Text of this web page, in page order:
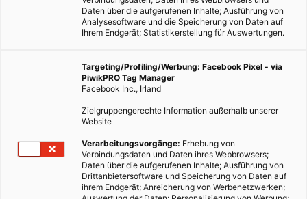
Daten über die aufgerufenen Inhalte; Ausführung von
Analysesoftware und die Speicherung von Daten auf
Ihrem Endgerät; Statistikerstellung für Auswertungen.
Targeting/Profiling/Werbung: Facebook Pixel - via
PiwikPRO Tag Manager
Facebook Inc., Irland
Zielgruppengerechte Information außerhalb unserer
Website
Verarbeitungsvorgänge: Erhebung von
Verbindungsdaten und Daten ihres Webbrowsers;
Daten über die aufgerufenen Inhalte; Ausführung von
Drittanbietersoftware und Speicherung von Daten auf
ihrem Endgerät; Anreicherung von Werbenetzwerken;